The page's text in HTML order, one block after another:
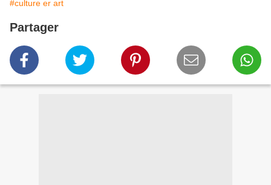
#culture er art
Partager